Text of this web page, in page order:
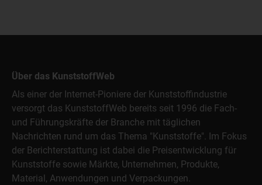
Über das KunststoffWeb
Als einer der Internet-Pioniere der Kunststoffindustrie
versorgt das KunststoffWeb bereits seit 1996 die Fach-
und Führungskräfte der Branche mit täglichen
Nachrichten rund um das Thema "Kunststoffe". Im Fokus
der Berichterstattung ist dabei die Preisentwicklung für
Kunststoffe sowie Märkte, Unternehmen, Produkte,
Material, Anwendungen und Verpackungen.